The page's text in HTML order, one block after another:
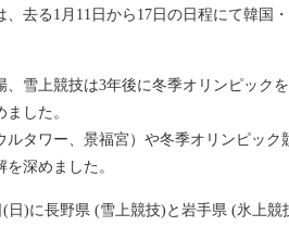
去る1月11日から17日の日程にて韓国
雪上競技は3年後に冬季オリンピック
した。
タワー、景福宮）や冬季オリンピック
深めました。
)に長野県 (雪上競技)と岩手県 (氷上競